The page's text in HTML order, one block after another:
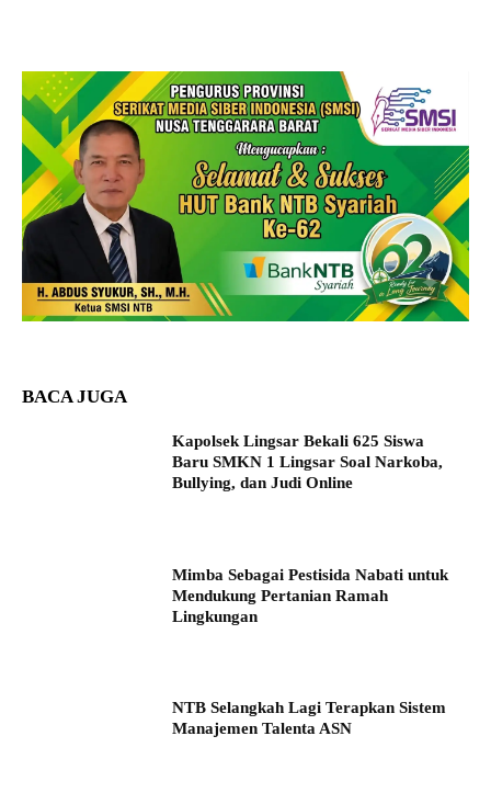
BACA JUGA
Kapolsek Lingsar Bekali 625 Siswa
Baru SMKN 1 Lingsar Soal Narkoba,
Bullying, dan Judi Online
Mimba Sebagai Pestisida Nabati untuk
Mendukung Pertanian Ramah
Lingkungan
NTB Selangkah Lagi Terapkan Sistem
Manajemen Talenta ASN